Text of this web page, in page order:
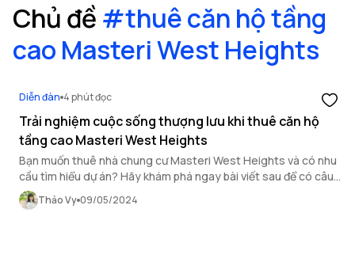
Chủ đề #thuê căn hộ tầng
cao Masteri West Heights
Diễn đàn 4 phút đọc
Trải nghiệm cuộc sống thượng lưu khi thuê căn hộ
tầng cao Masteri West Heights
Bạn muốn thuê nhà chung cư Masteri West Heights và có nhu
cầu tìm hiểu dự án? Hãy khám phá ngay bài viết sau để có câu
trả lời.
Thảo Vy 09/05/2024